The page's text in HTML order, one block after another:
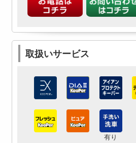
取扱いサービス
有り